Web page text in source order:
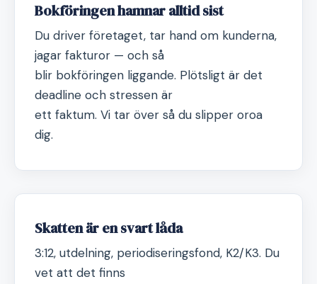
Bokföringen hamnar alltid sist
Du driver företaget, tar hand om kunderna,
jagar fakturor — och så
blir bokföringen liggande. Plötsligt är det
deadline och stressen är
ett faktum. Vi tar över så du slipper oroa
dig.
Skatten är en svart låda
3:12, utdelning, periodiseringsfond, K2/K3. Du
vet att det finns